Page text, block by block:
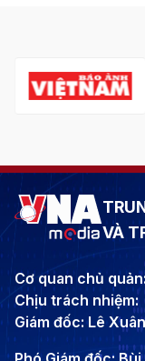
VÀ
Cơ quan chủ
Chịu trách nhiệm:
Giám đốc: Lê